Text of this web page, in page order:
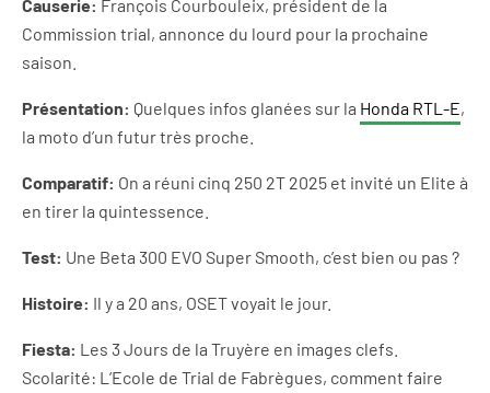
Causerie: François Courbouleix, président de la
Commission trial, annonce du lourd pour la prochaine
saison.
Présentation: Quelques infos glanées sur la Honda RTL-E,
la moto d’un futur très proche.
Comparatif: On a réuni cinq 250 2T 2025 et invité un Elite à
en tirer la quintessence.
Test: Une Beta 300 EVO Super Smooth, c’est bien ou pas ?
Histoire: Il y a 20 ans, OSET voyait le jour.
Fiesta: Les 3 Jours de la Truyère en images clefs.
Scolarité: L’Ecole de Trial de Fabrègues, comment faire